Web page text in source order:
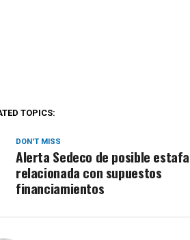
TOPICS:
DON'T MISS
Alerta Sedeco de posible estafa
relacionada con supuestos
financiamientos